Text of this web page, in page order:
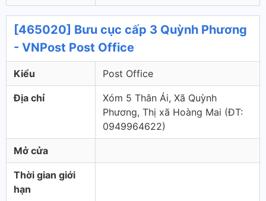
[465020] Bưu cục cấp 3 Quỳnh Phương
- VNPost Post Office
Kiểu Post Office
Địa chỉ
Xóm 5 Thân Ái, Xã Quỳnh
Phương, Thị xã Hoàng Mai (ÐT:
0949964622)
Mở cửa
Thời gian giới
hạn